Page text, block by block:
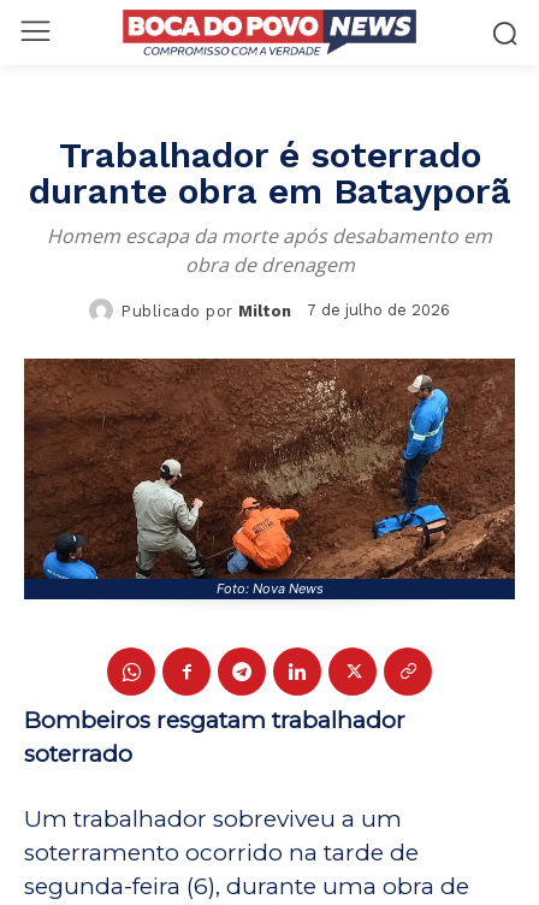
Trabalhador é soterrado
durante obra em Batayporã
Homem escapa da morte após desabamento em
obra de drenagem
Publicado por Milton 7 de julho de 2026
Foto: Nova News
Bombeiros resgatam trabalhador
soterrado
Um trabalhador sobreviveu a um
soterramento ocorrido na tarde de
segunda-feira (6), durante uma obra de